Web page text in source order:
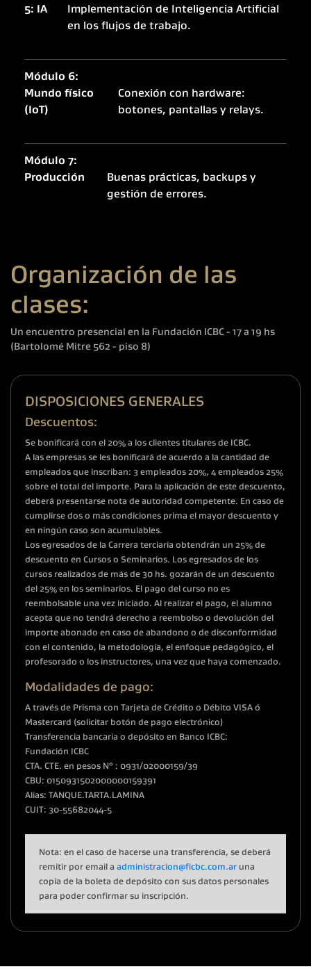
5: IA
Implementación de Inteligencia Artificial
en los flujos de trabajo.
Módulo 6:
Mundo físico
(IoT)
Conexión con hardware:
botones, pantallas y relays.
Módulo 7:
Producción
Buenas prácticas, backups y
gestión de errores.
Organización de las
clases:
Un encuentro presencial en la Fundación ICBC - 17 a 19 hs
(Bartolomé Mitre 562 - piso 8)
DISPOSICIONES GENERALES
Descuentos:
Se bonificará con el 20% a los clientes titulares de ICBC.
A las empresas se les bonificará de acuerdo a la cantidad de
empleados que inscriban: 3 empleados 20%, 4 empleados 25%
sobre el total del importe. Para la aplicación de este descuento,
deberá presentarse nota de autoridad competente. En caso de
cumplirse dos o más condiciones prima el mayor descuento y
en ningún caso son acumulables.
Los egresados de la Carrera terciaria obtendrán un 25% de
descuento en Cursos o Seminarios. Los egresados de los
cursos realizados de más de 30 hs. gozarán de un descuento
del 25% en los seminarios. El pago del curso no es
reembolsable una vez iniciado. Al realizar el pago, el alumno
acepta que no tendrá derecho a reembolso o devolución del
importe abonado en caso de abandono o de disconformidad
con el contenido, la metodología, el enfoque pedagógico, el
profesorado o los instructores, una vez que haya comenzado.
Modalidades de pago:
A través de Prisma con Tarjeta de Crédito o Débito VISA ó
Mastercard (solicitar botón de pago electrónico)
Transferencia bancaria o depósito en Banco ICBC:
Fundación ICBC
CTA. CTE. en pesos N° : 0931/02000159/39
CBU: 0150931502000000159391
Alias: TANQUE.TARTA.LAMINA
CUIT: 30-55682044-5
Nota: en el caso de hacerse una transferencia, se deberá
remitir por email a administracion@ficbc.com.ar una
copia de la boleta de depósito con sus datos personales
para poder confirmar su inscripción.